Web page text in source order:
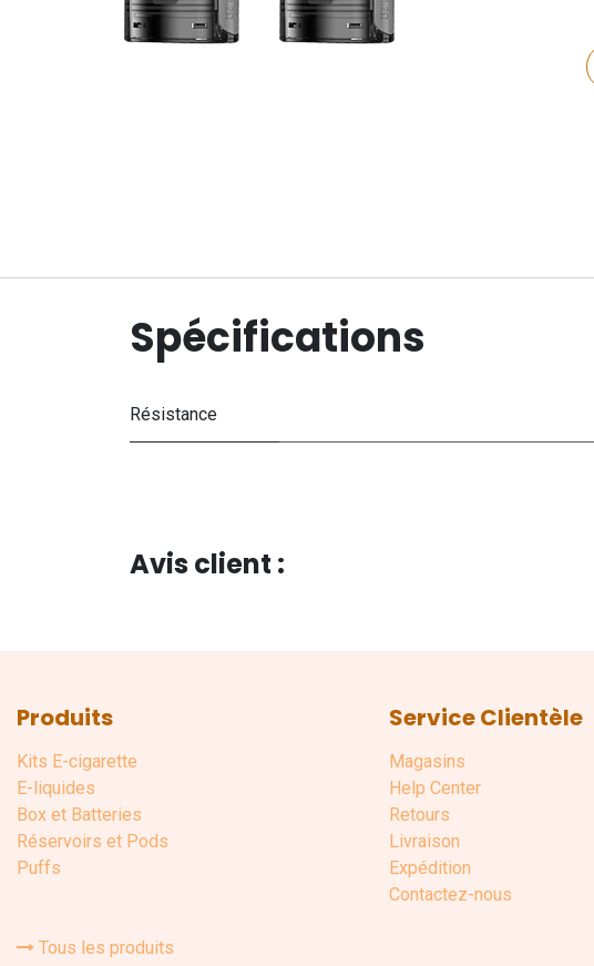
Spécifications
Résistance
Avis client :
Produits
Kits E-cigarette
E-liquides
Box et Batteries
Réservoirs et Pods
Puffs
Tous les produits
Service Clientèle
Magasins
Help Center
Retours
Livraison
Expédition
Contactez-nous